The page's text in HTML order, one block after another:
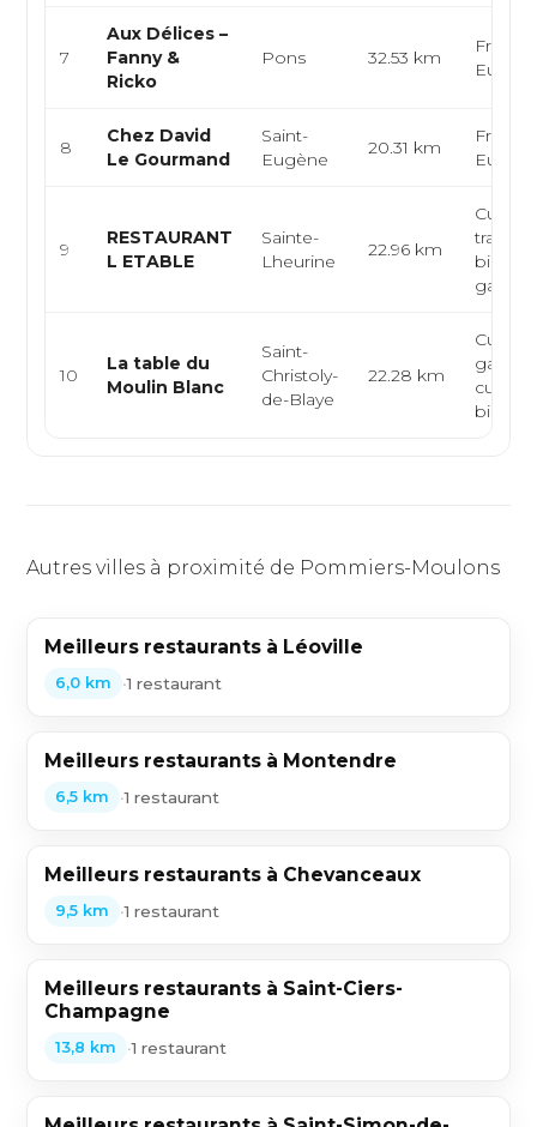
7
Aux Délices –
Fanny &
Ricko
Pons 32.53 km
8
Chez David
Le Gourmand
Saint-
Eugène
20.31 km
9
RESTAURANT
L ETABLE
Sainte-
Lheurine
22.96 km
bistrot
10
La table du
Moulin Blanc
Saint-
Christoly-
de-Blaye
22.28 km
cuisine
Autres villes à proximité de Pommiers-Moulons
Meilleurs restaurants à Léoville
6,0 km •1 restaurant
Meilleurs restaurants à Montendre
6,5 km •1 restaurant
Meilleurs restaurants à Chevanceaux
9,5 km •1 restaurant
Meilleurs restaurants à Saint-Ciers-
Champagne
13,8 km •1 restaurant